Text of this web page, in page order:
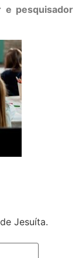
e pesquisador
Jesuíta.